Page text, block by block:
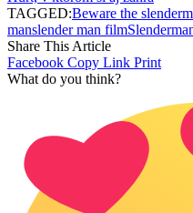
TAGGED:Beware the
manslender man film
Share This Article
Facebook Copy Link Print
What do you think?